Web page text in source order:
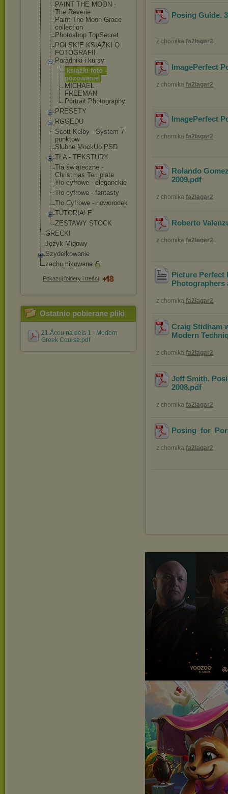
PAINT THE MOON -
The Reverie
Paint The Moon Grace
collection
Photoshop TopSecret
POLSKIE KSIĄŻKI O
FOTOGRAFII
Poradniki i kursy
książki foto -
pozowanie
MICHAEL
FREEMAN
Portrait Photography
PRESETY
RGGEDU
Scott Kelby - System 7
punktow
Ślubne MockUp PSD
TŁA - TEKSTURY
Tła świąteczne -
Christmas Template
Tło cyfrowe - eleganckie
Tło cyfrowe - fantasty
Tło Cyfrowe - noworodek
TUTORIALE
ZESTAWY STOCK
GRECKI
Język Migowy
Szydełkowanie
zachomikowane
Pokazuj foldery i treści
Ostatnio pobierane pliki
21.Ácou na deís 1 - Modern
Greek Course.pdf
Posing Guide.
z chomika fa2lagar2
ImagePerfect
z chomika fa2lagar2
ImagePerfect
z chomika fa2lagar2
Rolando
2009.pdf
z chomika fa2lagar2
Roberto
z chomika fa2lagar2
Picture Perfect
Photographers
z chomika fa2lagar2
Craig Stidham
Modern
z chomika fa2lagar2
Jeff Smith.
2008.pdf
z chomika fa2lagar2
z chomika fa2lagar2